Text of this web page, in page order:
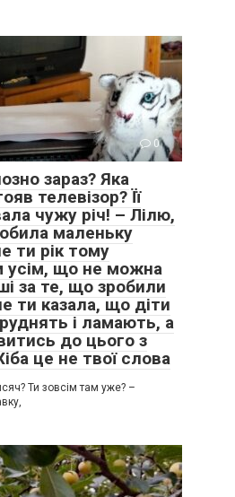
0
зараз? Яка
телевізор? Її
чужу річ! – Лілю,
маленьку
ти рік тому
усім, що не можна
за те, що зробили
ти казала, що діти
і ламають, а
до цього з
це не твої слова
Ти зовсім там уже? –